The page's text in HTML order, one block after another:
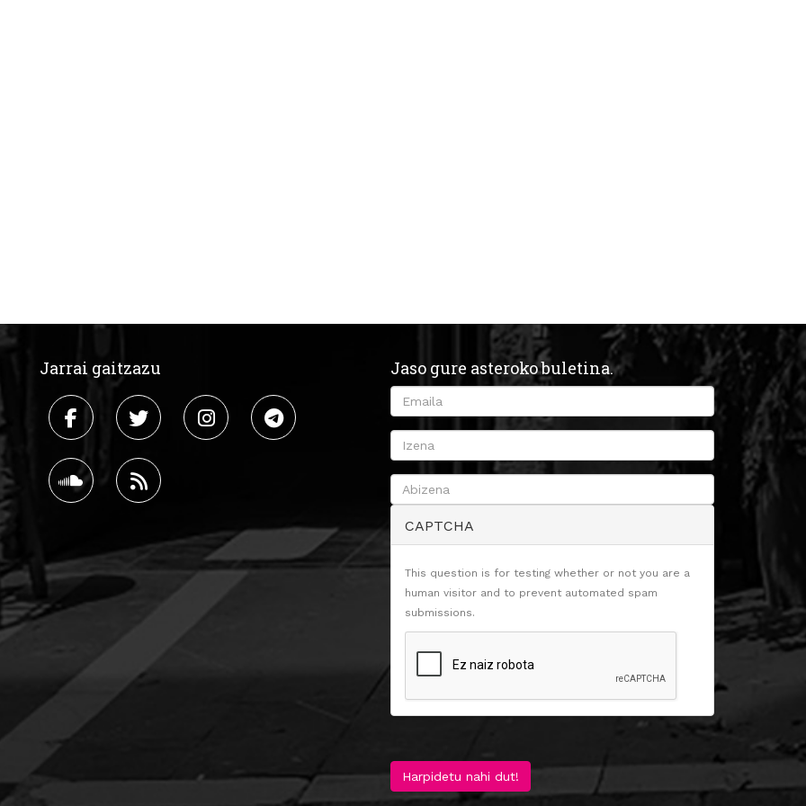
Jarrai gaitzazu Jaso gure asteroko buletina.
CAPTCHA
This question is for testing whether or not you are a
human visitor and to prevent automated spam
submissions.
Harpidetu nahi dut!